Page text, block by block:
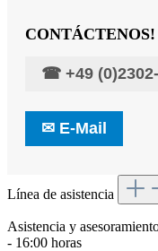
CONTÁCTENOS!
☎ +49
✉ E-Mail
Línea de asistencia
Asistencia y
- 16:00 horas